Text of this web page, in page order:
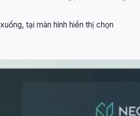
tại màn hình hiển thị chọn